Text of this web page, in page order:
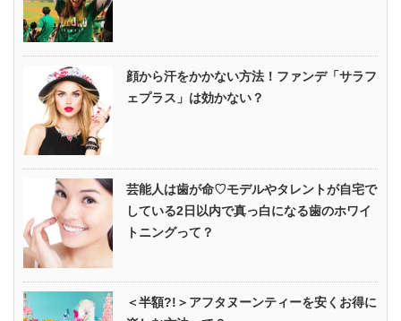
顔から汗をかかない方法！ファンデ「サラフ
ェプラス」は効かない？
芸能人は歯が命♡モデルやタレントが自宅で
している2日以内で真っ白になる歯のホワイ
トニングって？
＜半額?!＞アフタヌーンティーを安くお得に